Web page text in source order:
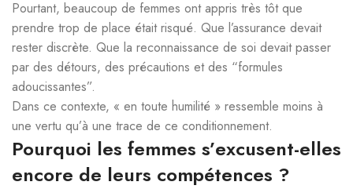
Pourtant, beaucoup de femmes ont appris très tôt que
prendre trop de place était risqué. Que l’assurance devait
rester discrète. Que la reconnaissance de soi devait passer
par des détours, des précautions et des “formules
adoucissantes”.
Dans ce contexte, « en toute humilité » ressemble moins à
une vertu qu’à une trace de ce conditionnement.
Pourquoi les femmes s’excusent-elles
encore de leurs compétences ?